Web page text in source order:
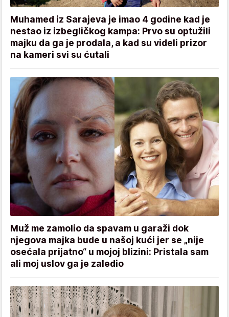
Muhamed iz Sarajeva je imao 4 godine kad je
nestao iz izbegličkog kampa: Prvo su optužili
majku da ga je prodala, a kad su videli prizor
na kameri svi su ćutali
Muž me zamolio da spavam u garaži dok
njegova majka bude u našoj kući jer se „nije
osećala prijatno“ u mojoj blizini: Pristala sam
ali moj uslov ga je zaledio